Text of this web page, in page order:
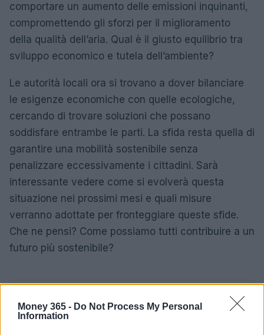
Money 365 - Do Not Process My Personal
Information
comportare un aumento delle emissioni inquinanti,
compromettendo gli sforzi per il miglioramento
della qualità dell’aria. Qual è il giusto equilibrio tra
sviluppo economico e tutela dell’ambiente?
Le autorità locali ora si trovano a dover bilanciare
le esigenze economiche con quelle ecologiche,
cercando di trovare soluzioni che possano
soddisfare entrambe le parti. La sfida resta quella di
garantire una mobilità sostenibile senza
penalizzare eccessivamente i cittadini. Sarà
interessante vedere come si evolverà questa
situazione nei prossimi mesi e quali misure
verranno adottate per fronteggiare queste sfide.
Che ne pensi? Come possiamo tutti contribuire a un
futuro più sostenibile?
AiAdhubMedia